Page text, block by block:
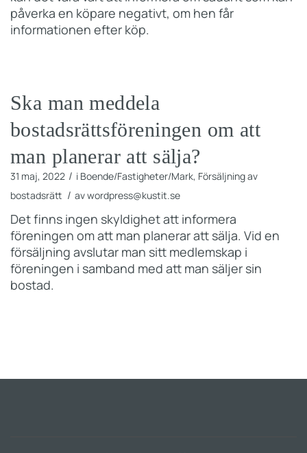
påverka en köpare negativt, om hen får
informationen efter köp.
Ska man meddela
bostadsrättsföreningen om att
man planerar att sälja?
31 maj, 2022 / i Boende/Fastigheter/Mark, Försäljning av
bostadsrätt / avwordpress@kustit.se
Det finns ingen skyldighet att informera
föreningen om att man planerar att sälja. Vid en
försäljning avslutar man sitt medlemskap i
föreningen i samband med att man säljer sin
bostad.